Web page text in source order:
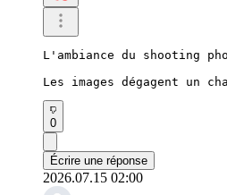
L'ambiance du shooting
Les images dégagent un
0
Écrire une réponse
2026.07.15 02:00